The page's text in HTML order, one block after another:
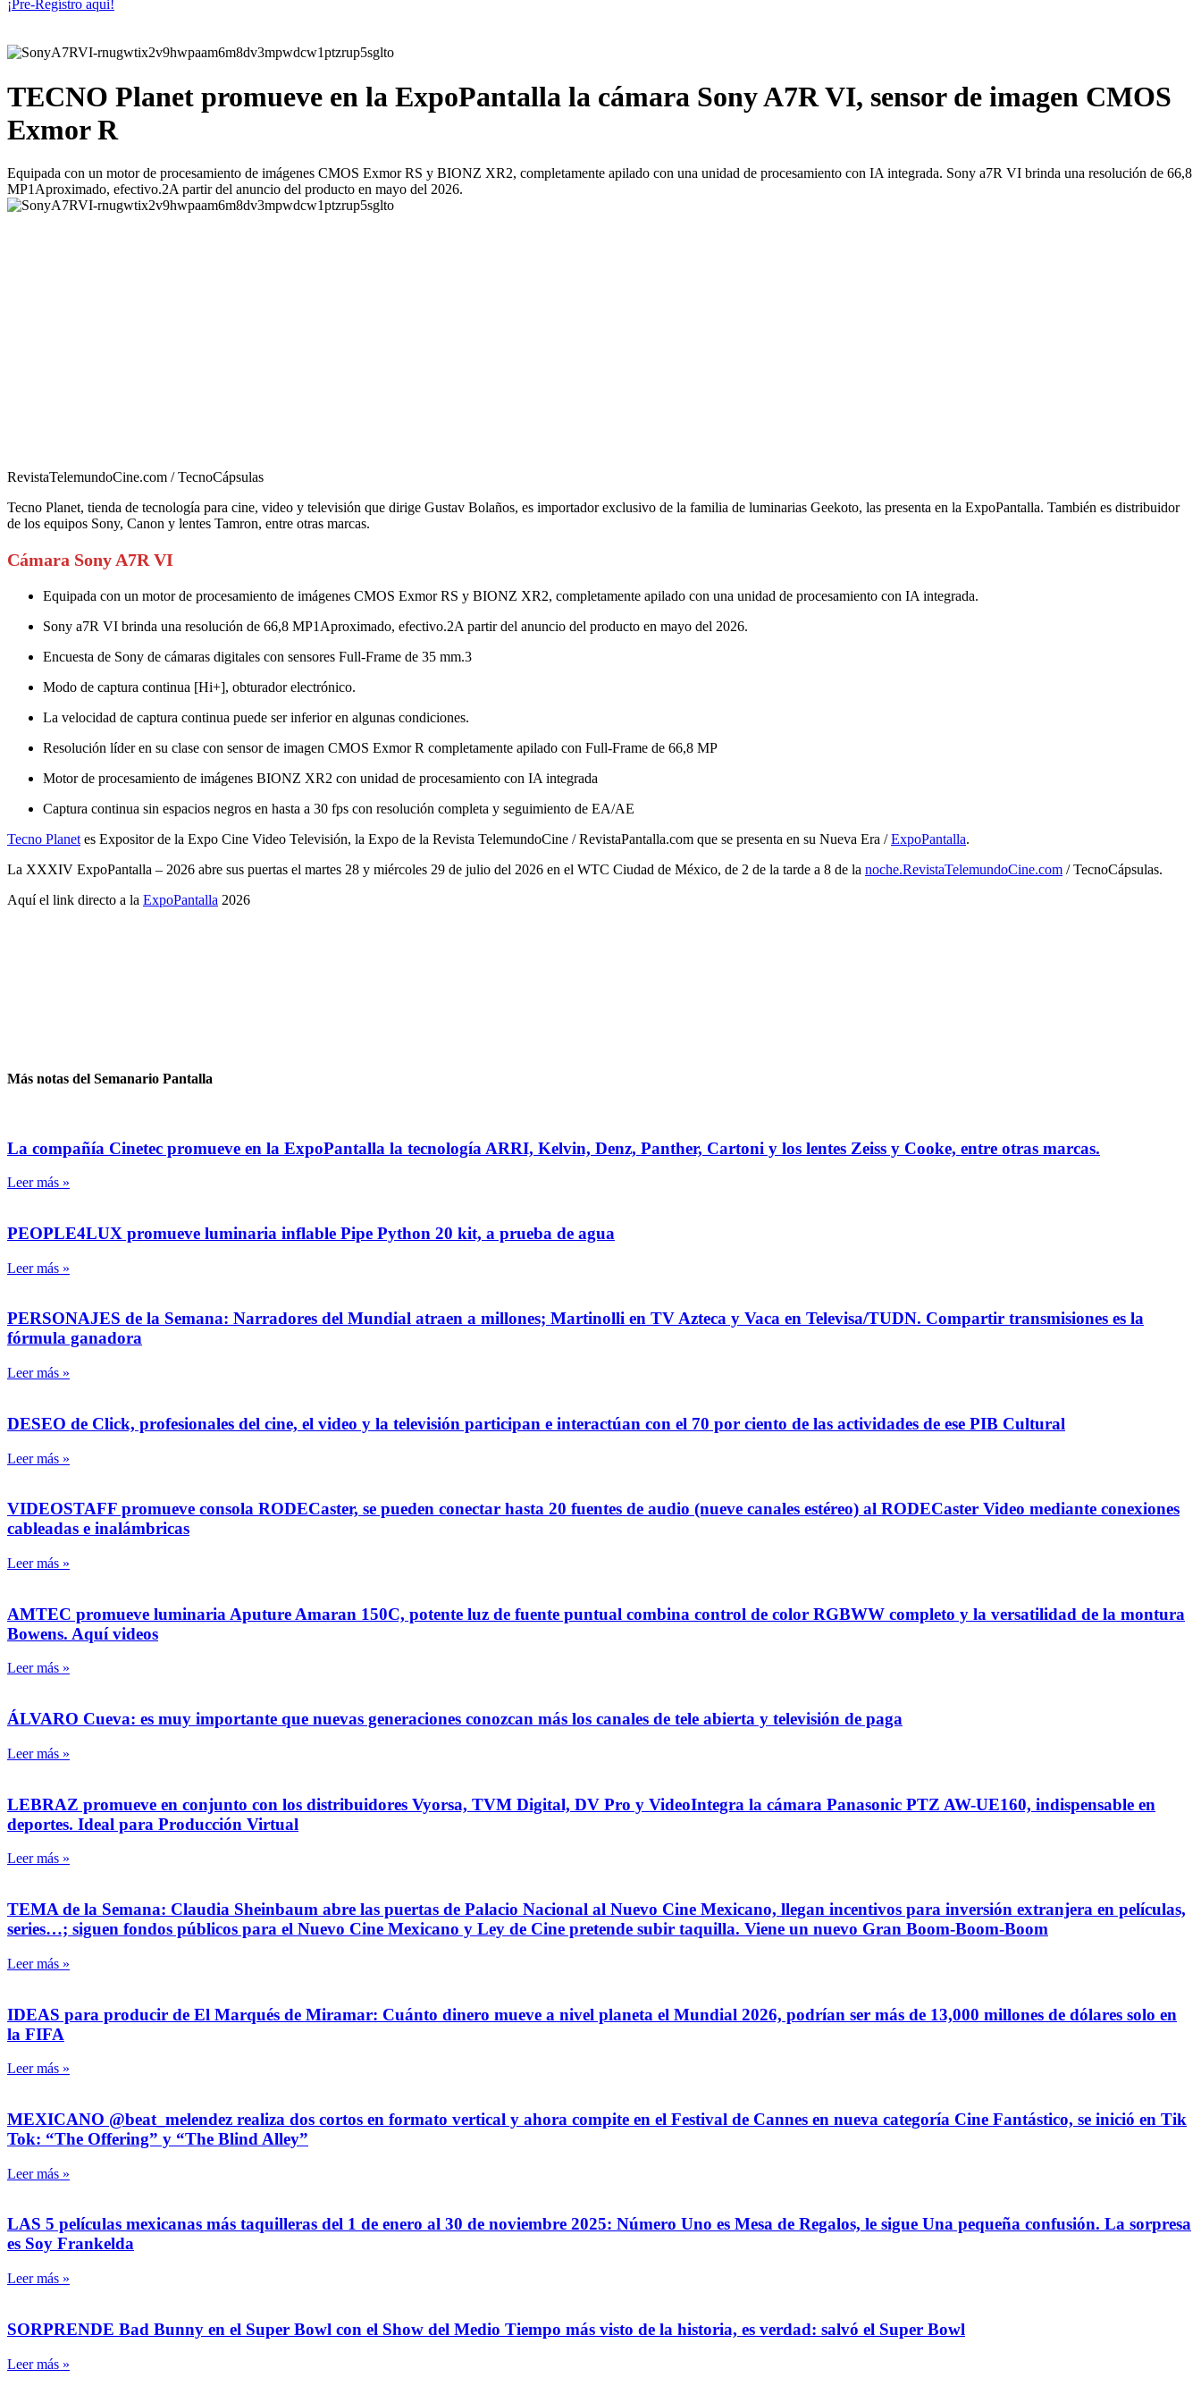
¡Pre-Regístro aqui!
TECNO Planet promueve en la ExpoPantalla la cámara Sony A7R VI, sensor de imagen CMOS
Exmor R
Equipada con un motor de procesamiento de imágenes CMOS Exmor RS y BIONZ XR2, completamente apilado con una unidad de procesamiento con IA integrada. Sony a7R VI brinda una resolución de 66,8
MP1Aproximado, efectivo.2A partir del anuncio del producto en mayo del 2026.
RevistaTelemundoCine.com / TecnoCápsulas
Tecno Planet, tienda de tecnología para cine, video y televisión que dirige Gustav Bolaños, es importador exclusivo de la familia de luminarias Geekoto, las presenta en la ExpoPantalla. También es distribuidor
de los equipos Sony, Canon y lentes Tamron, entre otras marcas.
Cámara Sony A7R VI
Equipada con un motor de procesamiento de imágenes CMOS Exmor RS y BIONZ XR2, completamente apilado con una unidad de procesamiento con IA integrada.
Sony a7R VI brinda una resolución de 66,8 MP1Aproximado, efectivo.2A partir del anuncio del producto en mayo del 2026.
Encuesta de Sony de cámaras digitales con sensores Full-Frame de 35 mm.3
Modo de captura continua [Hi+], obturador electrónico.
La velocidad de captura continua puede ser inferior en algunas condiciones.
Resolución líder en su clase con sensor de imagen CMOS Exmor R completamente apilado con Full-Frame de 66,8 MP
Motor de procesamiento de imágenes BIONZ XR2 con unidad de procesamiento con IA integrada
Captura continua sin espacios negros en hasta a 30 fps con resolución completa y seguimiento de EA/AE
Tecno Planet es Expositor de la Expo Cine Video Televisión, la Expo de la Revista TelemundoCine / RevistaPantalla.com que se presenta en su Nueva Era /ExpoPantalla.
La XXXIV ExpoPantalla – 2026 abre sus puertas el martes 28 y miércoles 29 de julio del 2026 en el WTC Ciudad de México, de 2 de la tarde a 8 de la noche.RevistaTelemundoCine.com / TecnoCápsulas.
Aquí el link directo a la ExpoPantalla 2026
Más notas del Semanario Pantalla
La compañía Cinetec promueve en la ExpoPantalla la tecnología ARRI, Kelvin, Denz, Panther, Cartoni y los lentes Zeiss y Cooke, entre otras marcas.
Leer más »
PEOPLE4LUX promueve luminaria inflable Pipe Python 20 kit, a prueba de agua
Leer más »
PERSONAJES de la Semana: Narradores del Mundial atraen a millones; Martinolli en TV Azteca y Vaca en Televisa/TUDN. Compartir transmisiones es la
fórmula ganadora
Leer más »
DESEO de Click, profesionales del cine, el video y la televisión participan e interactúan con el 70 por ciento de las actividades de ese PIB Cultural
Leer más »
VIDEOSTAFF promueve consola RODECaster, se pueden conectar hasta 20 fuentes de audio (nueve canales estéreo) al RODECaster Video mediante conexiones
cableadas e inalámbricas
Leer más »
AMTEC promueve luminaria Aputure Amaran 150C, potente luz de fuente puntual combina control de color RGBWW completo y la versatilidad de la montura
Bowens. Aquí videos
Leer más »
ÁLVARO Cueva: es muy importante que nuevas generaciones conozcan más los canales de tele abierta y televisión de paga
Leer más »
LEBRAZ promueve en conjunto con los distribuidores Vyorsa, TVM Digital, DV Pro y VideoIntegra la cámara Panasonic PTZ AW-UE160, indispensable en
deportes. Ideal para Producción Virtual
Leer más »
TEMA de la Semana: Claudia Sheinbaum abre las puertas de Palacio Nacional al Nuevo Cine Mexicano, llegan incentivos para inversión extranjera en películas,
series…; siguen fondos públicos para el Nuevo Cine Mexicano y Ley de Cine pretende subir taquilla. Viene un nuevo Gran Boom-Boom-Boom
Leer más »
IDEAS para producir de El Marqués de Miramar: Cuánto dinero mueve a nivel planeta el Mundial 2026, podrían ser más de 13,000 millones de dólares solo en
la FIFA
Leer más »
MEXICANO @beat_melendez realiza dos cortos en formato vertical y ahora compite en el Festival de Cannes en nueva categoría Cine Fantástico, se inició en Tik
Tok: “The Offering” y “The Blind Alley”
Leer más »
LAS 5 películas mexicanas más taquilleras del 1 de enero al 30 de noviembre 2025: Número Uno es Mesa de Regalos, le sigue Una pequeña confusión. La sorpresa
es Soy Frankelda
Leer más »
SORPRENDE Bad Bunny en el Super Bowl con el Show del Medio Tiempo más visto de la historia, es verdad: salvó el Super Bowl
Leer más »